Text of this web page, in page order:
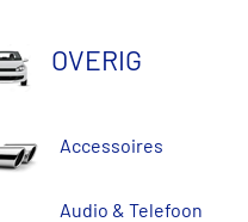
OVERIG
Accessoires
Audio & Telefoon